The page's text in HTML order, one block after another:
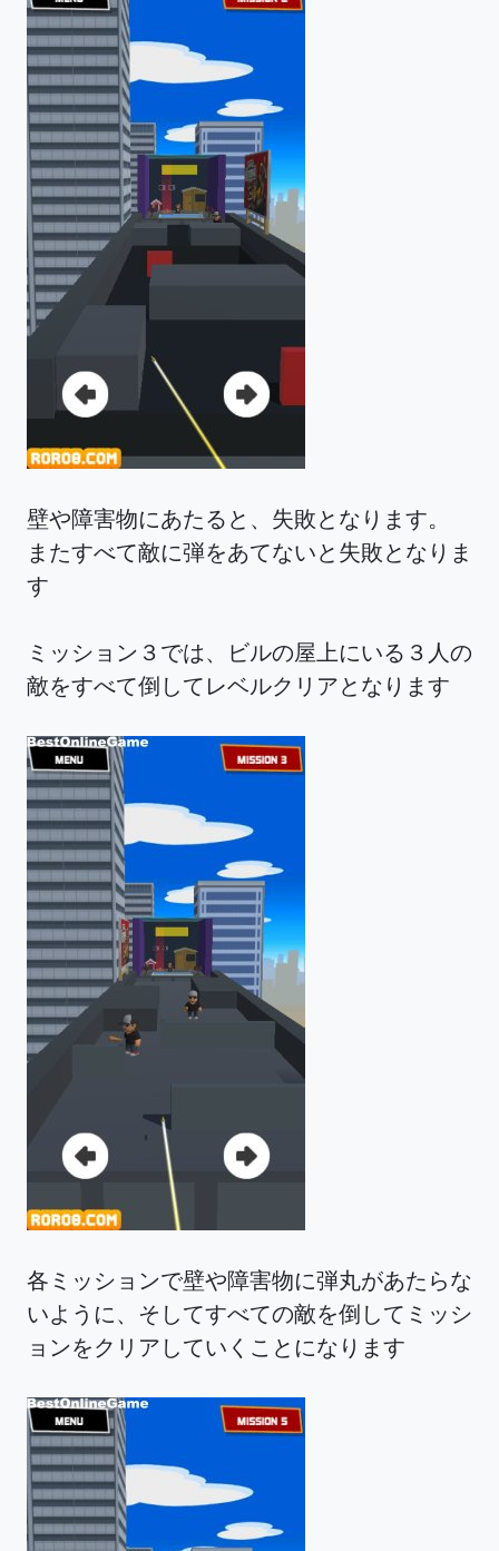
壁や障害物にあたると、失敗となります。
またすべて敵に弾をあてないと失敗となりま
す
ミッション３では、ビルの屋上にいる３人の
敵をすべて倒してレベルクリアとなります
各ミッションで壁や障害物に弾丸があたらな
いように、そしてすべての敵を倒してミッシ
ョンをクリアしていくことになります